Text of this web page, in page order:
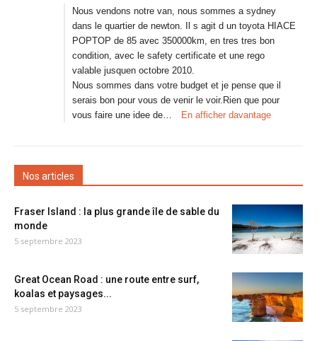
Nous vendons notre van, nous sommes a sydney
dans le quartier de newton. Il s agit d un toyota HIACE
POPTOP de 85 avec 350000km, en tres tres bon
condition, avec le safety certificate et une rego
valable jusquen octobre 2010.
Nous sommes dans votre budget et je pense que il
serais bon pour vous de venir le voir.Rien que pour
vous faire une idee de…
En afficher davantage
Nos articles
Fraser Island : la plus grande île de sable du
monde
5 septembre 2023
Great Ocean Road : une route entre surf,
koalas et paysages...
5 septembre 2023